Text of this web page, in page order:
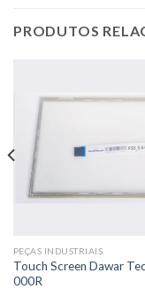
PRODUTOS
PEÇAS INDUSTRIAIS
Touch Screen Dawar
000R